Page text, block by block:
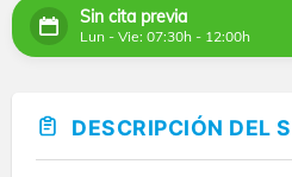
Sin cita previa
Lun - Vie: 07:30h - 12:00h
DESCRIPCIÓN DEL